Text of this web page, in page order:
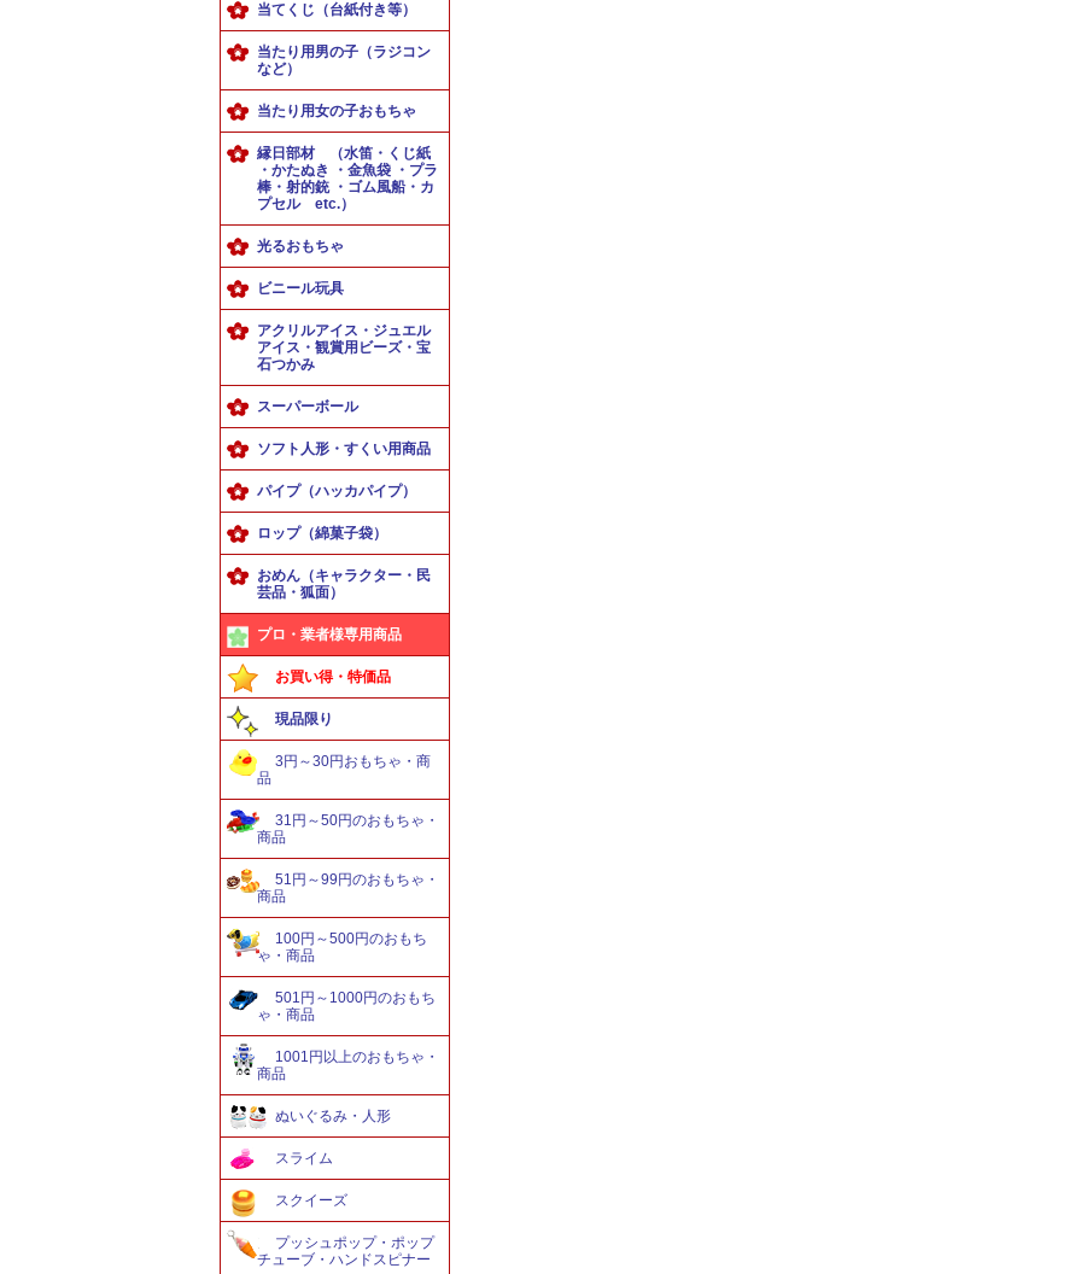
当てくじ（台紙付き等）
当たり用男の子（ラジコン
など）
当たり用女の子おもちゃ
縁日部材 （水笛・くじ紙
・かたぬき ・金魚袋 ・プラ
棒・射的銃 ・ゴム風船・カ
プセル etc.）
光るおもちゃ
ビニール玩具
アクリルアイス・ジュエル
アイス・観賞用ビーズ・宝
石つかみ
スーパーボール
ソフト人形・すくい用商品
パイプ（ハッカパイプ）
ロップ（綿菓子袋）
おめん（キャラクター・民
芸品・狐面）
プロ・業者様専用商品
お買い得・特価品
現品限り
3円～30円おもちゃ・商
品
31円～50円のおもちゃ・
商品
51円～99円のおもちゃ・
商品
100円～500円のおもち
ゃ・商品
501円～1000円のおもち
ゃ・商品
1001円以上のおもちゃ・
商品
ぬいぐるみ・人形
スライム
スクイーズ
プッシュポップ・ポップ
チューブ・ハンドスピナー